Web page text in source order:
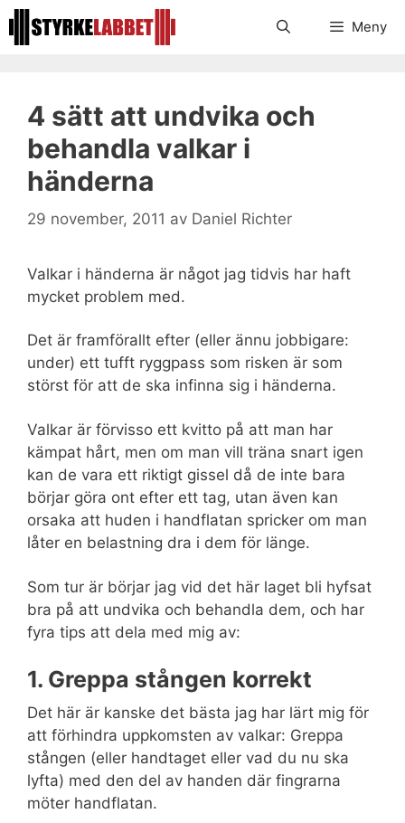
Hoppa
till
Meny
4 sätt att undvika och
behandla valkar i
händerna
29 november, 2011 av Daniel Richter
Valkar i händerna är något jag tidvis har haft
mycket problem med.
Det är framförallt efter (eller ännu jobbigare:
under) ett tufft ryggpass som risken är som
störst för att de ska infinna sig i händerna.
Valkar är förvisso ett kvitto på att man har
kämpat hårt, men om man vill träna snart igen
kan de vara ett riktigt gissel då de inte bara
börjar göra ont efter ett tag, utan även kan
orsaka att huden i handflatan spricker om man
låter en belastning dra i dem för länge.
Som tur är börjar jag vid det här laget bli hyfsat
bra på att undvika och behandla dem, och har
fyra tips att dela med mig av:
1. Greppa stången korrekt
Det här är kanske det bästa jag har lärt mig för
att förhindra uppkomsten av valkar: Greppa
stången (eller handtaget eller vad du nu ska
lyfta) med den del av handen där fingrarna
möter handflatan.